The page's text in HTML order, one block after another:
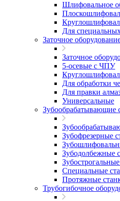
Шлифовальное
Для
Заточное
Заточное
5-осевые с ЧПУ
Для обработки
Для правки
Универсальные
Зубообрабатывающие
Зубофрезерные
Зубодолбежные
Специальные
Протяжные
Трубогибочное